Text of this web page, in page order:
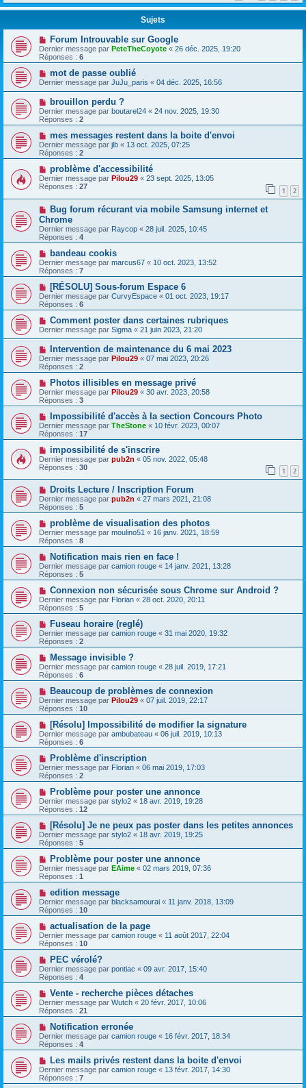
Sujets
Forum Introuvable sur Google
Dernier message par PeteTheCoyote « 26 déc. 2025, 19:20
Réponses : 6
mot de passe oublié
Dernier message par JuJu_paris « 04 déc. 2025, 16:56
brouillon perdu ?
Dernier message par boutarel24 « 24 nov. 2025, 19:30
Réponses : 2
mes messages restent dans la boite d'envoi
Dernier message par jlb « 13 oct. 2025, 07:25
Réponses : 2
problème d'accessibilité
Dernier message par Pilou29 « 23 sept. 2025, 13:05
Réponses : 27 1 2
Bug forum récurant via mobile Samsung internet et
Chrome
Dernier message par Raycop « 28 juil. 2025, 10:45
Réponses : 4
bandeau cookis
Dernier message par marcus67 « 10 oct. 2023, 13:52
Réponses : 7
[RÉSOLU] Sous-forum Espace 6
Dernier message par CurvyEspace « 01 oct. 2023, 19:17
Réponses : 6
Comment poster dans certaines rubriques
Dernier message par Sigma « 21 juin 2023, 21:20
Intervention de maintenance du 6 mai 2023
Dernier message par Pilou29 « 07 mai 2023, 20:26
Réponses : 2
Photos illisibles en message privé
Dernier message par Pilou29 « 30 avr. 2023, 20:58
Réponses : 3
Impossibilité d'accès à la section Concours Photo
Dernier message par TheStone « 10 févr. 2023, 00:07
Réponses : 17
impossibilité de s'inscrire
Dernier message par pub2n « 05 nov. 2022, 05:48
Réponses : 30 1 2
Droits Lecture / Inscription Forum
Dernier message par pub2n « 27 mars 2021, 21:08
Réponses : 5
problème de visualisation des photos
Dernier message par moulino51 « 16 janv. 2021, 18:59
Réponses : 8
Notification mais rien en face !
Dernier message par camion rouge « 14 janv. 2021, 13:28
Réponses : 5
Connexion non sécurisée sous Chrome sur Android ?
Dernier message par Florian « 28 oct. 2020, 20:11
Réponses : 5
Fuseau horaire (reglé)
Dernier message par camion rouge « 31 mai 2020, 19:32
Réponses : 2
Message invisible ?
Dernier message par camion rouge « 28 juil. 2019, 17:21
Réponses : 6
Beaucoup de problèmes de connexion
Dernier message par Pilou29 « 07 juil. 2019, 22:17
Réponses : 10
[Résolu] Impossibilité de modifier la signature
Dernier message par ambubateau « 06 juil. 2019, 10:13
Réponses : 6
Problème d'inscription
Dernier message par Florian « 06 mai 2019, 17:03
Réponses : 2
Problème pour poster une annonce
Dernier message par stylo2 « 18 avr. 2019, 19:28
Réponses : 12
[Résolu] Je ne peux pas poster dans les petites annonces
Dernier message par stylo2 « 18 avr. 2019, 19:25
Réponses : 5
Problème pour poster une annonce
Dernier message par EAime « 02 mars 2019, 07:36
Réponses : 1
edition message
Dernier message par blacksamourai « 11 janv. 2018, 13:09
Réponses : 10
actualisation de la page
Dernier message par camion rouge « 11 août 2017, 22:04
Réponses : 10
PEC vérolé?
Dernier message par pontiac « 09 avr. 2017, 15:40
Réponses : 4
Vente - recherche pièces détaches
Dernier message par Wutch « 20 févr. 2017, 10:06
Réponses : 21
Notification erronée
Dernier message par camion rouge « 16 févr. 2017, 18:34
Réponses : 4
Les mails privés restent dans la boite d'envoi
Dernier message par camion rouge « 13 févr. 2017, 14:30
Réponses : 7